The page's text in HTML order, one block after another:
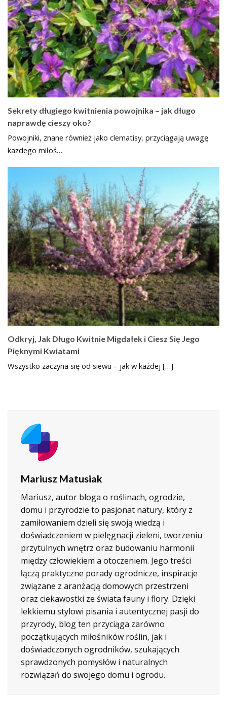
Sekrety długiego kwitnienia powojnika – jak długo
naprawdę cieszy oko?
Powojniki, znane również jako clematisy, przyciągają uwagę
każdego miłoś…
Odkryj, Jak Długo Kwitnie Migdałek i Ciesz Się Jego
Pięknymi Kwiatami
Wszystko zaczyna się od siewu – jak w każdej […]
Mariusz Matusiak
Mariusz, autor bloga o roślinach, ogrodzie,
domu i przyrodzie to pasjonat natury, który z
zamiłowaniem dzieli się swoją wiedzą i
doświadczeniem w pielęgnacji zieleni, tworzeniu
przytulnych wnętrz oraz budowaniu harmonii
między człowiekiem a otoczeniem. Jego treści
łączą praktyczne porady ogrodnicze, inspiracje
związane z aranżacją domowych przestrzeni
oraz ciekawostki ze świata fauny i flory. Dzięki
lekkiemu stylowi pisania i autentycznej pasji do
przyrody, blog ten przyciąga zarówno
początkujących miłośników roślin, jak i
doświadczonych ogrodników, szukających
sprawdzonych pomysłów i naturalnych
rozwiązań do swojego domu i ogrodu.